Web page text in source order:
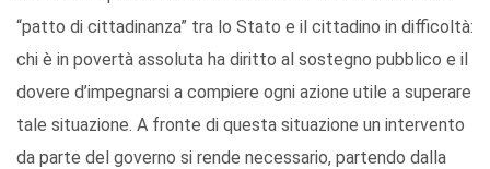
“patto di cittadinanza” tra lo Stato e il cittadino in difficoltà:
chi è in povertà assoluta ha diritto al sostegno pubblico e il
dovere d’impegnarsi a compiere ogni azione utile a superare
tale situazione. A fronte di questa situazione un intervento
da parte del governo si rende necessario, partendo dalla